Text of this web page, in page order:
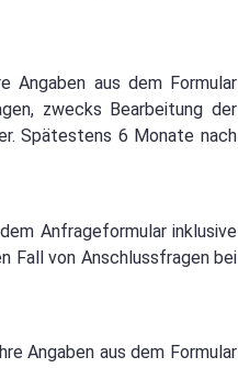
Angaben aus dem Formular
zwecks Bearbeitung der
Spätestens 6 Monate nach
Anfrageformular inklusive
Fall von Anschlussfragen bei
Angaben aus dem Formular